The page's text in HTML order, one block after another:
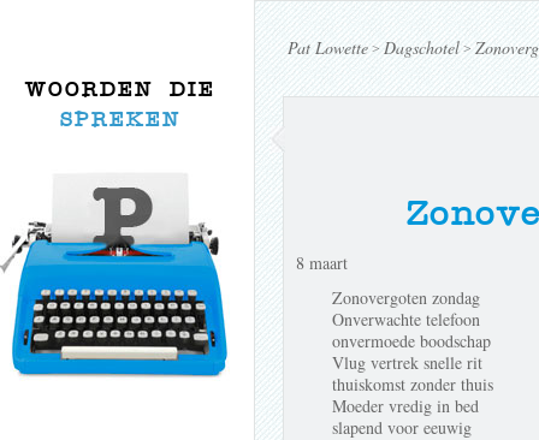
WOORDEN DIE
SPREKEN
Pat Lowette> Dagschotel >
8 maart
Zonovergoten zondag
Onverwachte telefoon
onvermoede boodschap
Vlug vertrek snelle rit
thuiskomst zonder thuis
Moeder vredig in bed
slapend voor eeuwig